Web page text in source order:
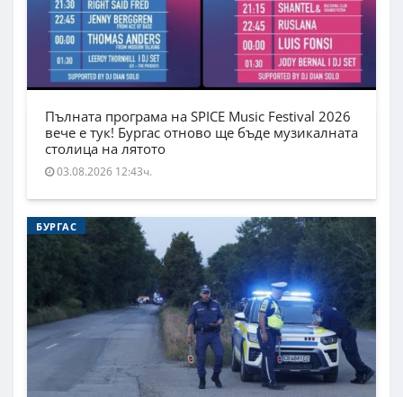
Пълната програма на SPICE Music Festival 2026
вече е тук! Бургас отново ще бъде музикалната
столица на лятото
03.08.2026 12:43ч.
БУРГАС